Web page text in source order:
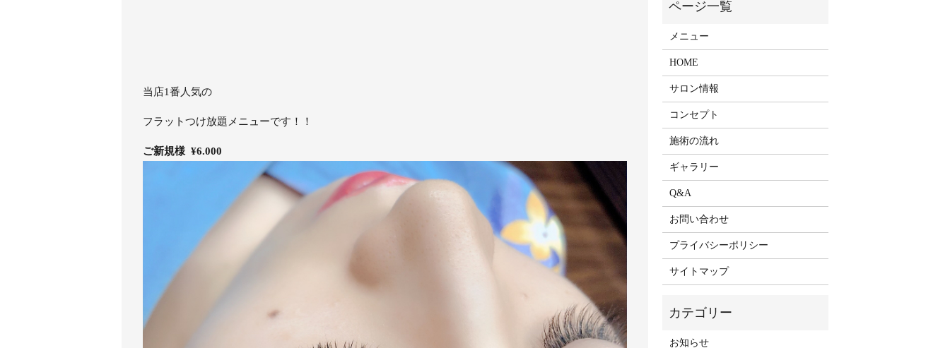
当店1番人気の
フラットつけ放題メニューです！！
ご新規様 ¥6.000
メニュー
HOME
サロン情報
コンセプト
施術の流れ
ギャラリー
Q&A
お問い合わせ
プライバシーポリシー
サイトマップ
お知らせ